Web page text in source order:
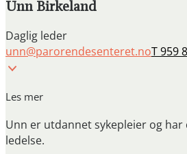
Unn Birkeland
Daglig leder
unn@parorendesenteret.noT 959
Les mer
Unn er utdannet sykepleier og har
ledelse.